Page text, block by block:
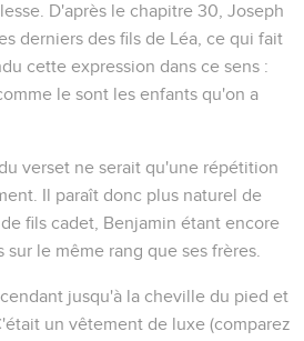
. D'après le chapitre 30, Joseph
derniers des fils de Léa, ce qui fait
cette expression dans ce sens :
comme le sont les enfants qu'on a
verset ne serait qu'une répétition
Il paraît donc plus naturel de
fils cadet , Benjamin étant encore
le même rang que ses frères.
jusqu'à la cheville du pied et
un vêtement de luxe (comparez